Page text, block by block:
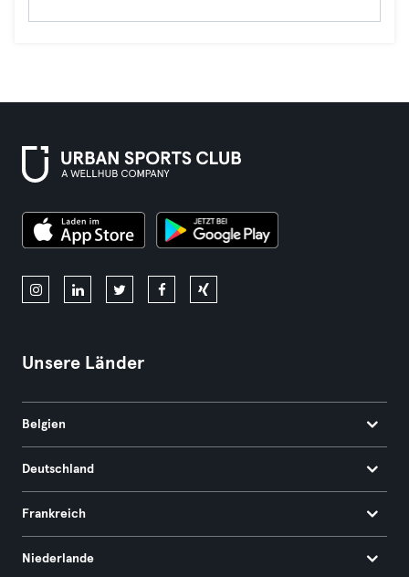
Unsere Länder
Belgien
Deutschland
Frankreich
Niederlande